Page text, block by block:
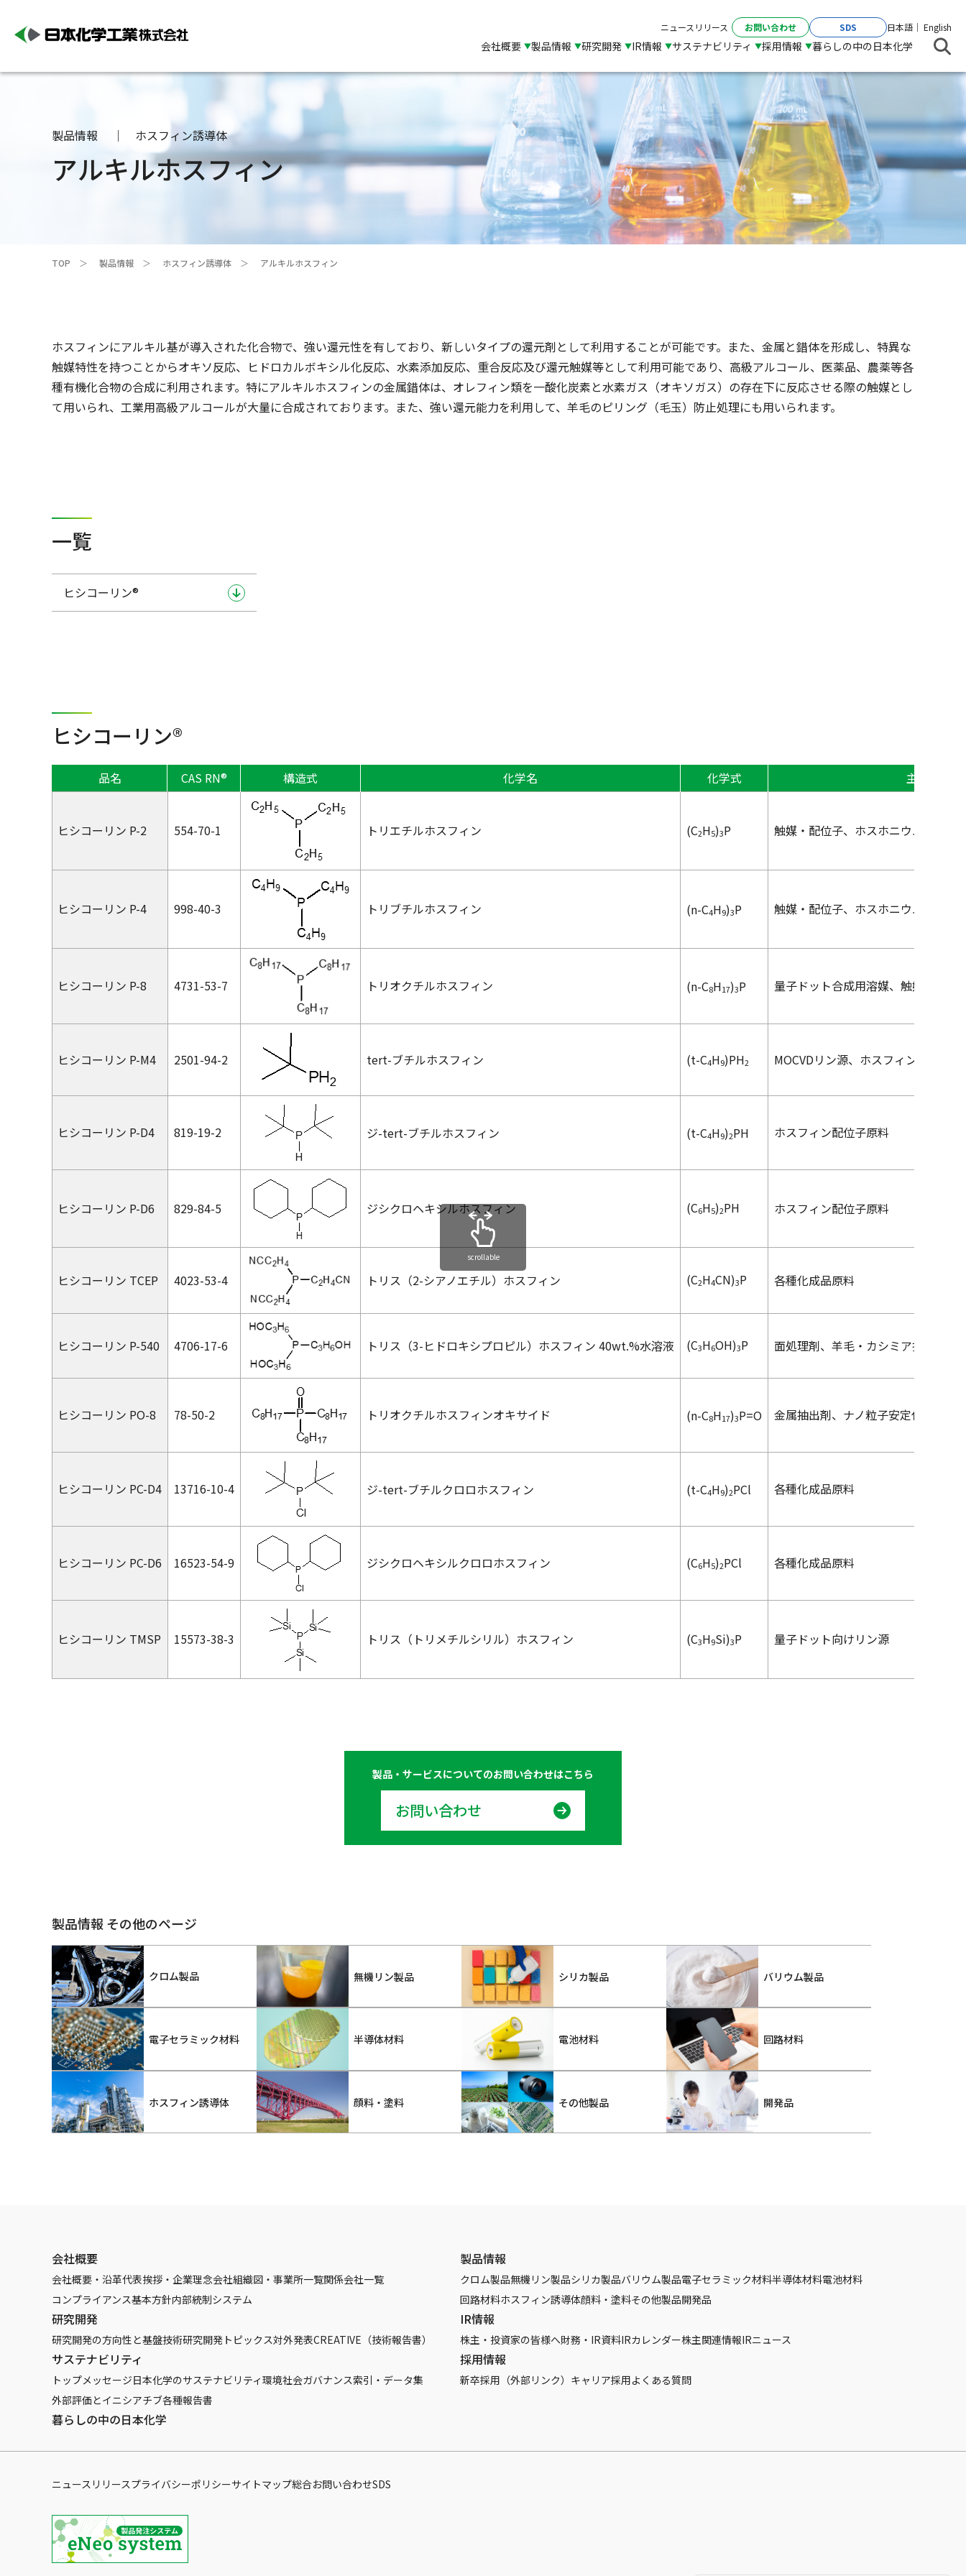
ニュースリリース お問い合わせ SDS English
日本語
会社概要 製品情報 研究開発 IR情報 サステナビリティ 採用情報 暮らしの中の日本化学
製品情報 ホスフィン誘導体
アルキルホスフィン
TOP 製品情報 ホスフィン誘導体 アルキルホスフィン
ホスフィンにアルキル基が導入された化合物で、強い還元性を有しており、新しいタイプの還元剤として利用することが可能です。また、金属と錯体を形成し、特異な
触媒特性を持つことからオキソ反応、ヒドロカルボキシル化反応、水素添加反応、重合反応及び還元触媒等として利用可能であり、高級アルコール、医薬品、農薬等各
種有機化合物の合成に利用されます。特にアルキルホスフィンの金属錯体は、オレフィン類を一酸化炭素と水素ガス（オキソガス）の存在下に反応させる際の触媒とし
て用いられ、工業用高級アルコールが大量に合成されております。また、強い還元能力を利用して、羊毛のピリング（毛玉）防止処理にも用いられます。
一覧
ヒシコーリン®
ヒシコーリン®
品名 CAS RN® 構造式 化学名 化学式 主な用途
ヒシコーリン P-2 554-70-1 トリエチルホスフィン (C2H5)3P 触媒・配位子、ホスホニウム塩原料
ヒシコーリン P-4 998-40-3 トリブチルホスフィン (n-C4H9)3P 触媒・配位子、ホスホニウム塩原料
ヒシコーリン P-8 4731-53-7 トリオクチルホスフィン (n-C8H17)3P 量子ドット合成用溶媒、触媒・配位
ヒシコーリン P-M4 2501-94-2 tert-ブチルホスフィン (t-C4H9)PH2 MOCVDリン源、ホスフィンガス代
ヒシコーリン P-D4 819-19-2 ジ-tert-ブチルホスフィン (t-C4H9)2PH ホスフィン配位子原料
ヒシコーリン P-D6 829-84-5 ジシクロヘキシルホスフィン (C6H5)2PH ホスフィン配位子原料
ヒシコーリン TCEP 4023-53-4 トリス（2-シアノエチル）ホスフィン (C2H4CN)3P 各種化成品原料
ヒシコーリン P-540 4706-17-6 トリス（3-ヒドロキシプロピル）ホスフィン 40wt.%水溶液 (C3H6OH)3P 面処理剤、羊毛・カシミア抗ピリン
ヒシコーリン PO-8 78-50-2 トリオクチルホスフィンオキサイド (n-C8H17)3P=O 金属抽出剤、ナノ粒子安定化剤
ヒシコーリン PC-D4 13716-10-4 ジ-tert-ブチルクロロホスフィン (t-C4H9)2PCl 各種化成品原料
ヒシコーリン PC-D6 16523-54-9 ジシクロヘキシルクロロホスフィン (C6H5)2PCl 各種化成品原料
ヒシコーリン TMSP 15573-38-3 トリス（トリメチルシリル）ホスフィン (C3H9Si)3P 量子ドット向けリン源
scrollable
製品・サービスについてのお問い合わせはこちら
お問い合わせ
製品情報 その他のページ
クロム製品 無機リン製品 シリカ製品 バリウム製品
電子セラミック材料 半導体材料 電池材料 回路材料
ホスフィン誘導体 顔料・塗料 その他製品 開発品
会社概要
会社概要・沿革代表挨拶・企業理念会社組織図・事業所一覧関係会社一覧
コンプライアンス基本方針内部統制システム
製品情報
クロム製品無機リン製品シリカ製品バリウム製品電子セラミック材料半導体材料電池材料
回路材料ホスフィン誘導体顔料・塗料その他製品開発品
研究開発
研究開発の方向性と基盤技術研究開発トピックス対外発表CREATIVE（技術報告書）
IR情報
株主・投資家の皆様へ財務・IR資料IRカレンダー株主関連情報IRニュース
サステナビリティ
トップメッセージ日本化学のサステナビリティ環境社会ガバナンス索引・データ集
外部評価とイニシアチブ各種報告書
採用情報
新卒採用（外部リンク） キャリア採用よくある質問
暮らしの中の日本化学
ニュースリリースプライバシーポリシーサイトマップ総合お問い合わせSDS